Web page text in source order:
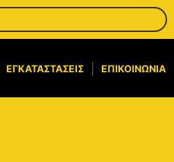
ΕΓΚΑΤΑΣΤΆΣΕΙΣ ΕΠΙΚΟΙΝΩΝΊΑ